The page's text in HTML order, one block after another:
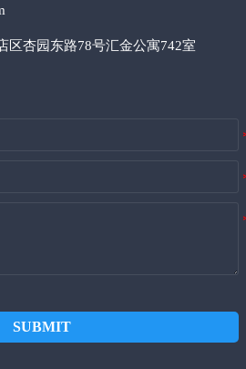
区杏园东路78号汇金公寓742室
SUBMIT